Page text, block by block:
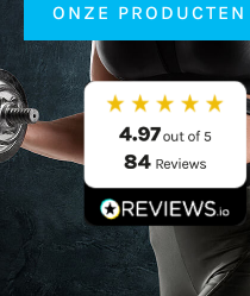
ONZE PRODUCTEN